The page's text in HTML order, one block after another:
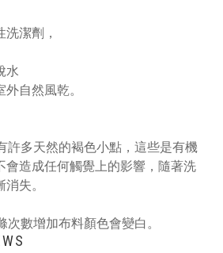
潔劑，
水
自然風乾。
許多天然的褐色小點，這些是有機
會造成任何觸覺上的影響，隨著洗
失。
次數增加布料顏色會變白。